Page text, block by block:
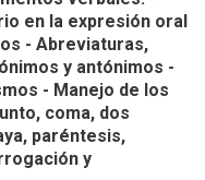
en la expresión oral
- Abreviaturas,
y antónimos -
- Manejo de los
coma, dos
paréntesis,
y